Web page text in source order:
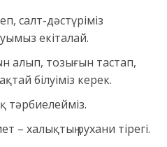
салт-дәстүріміз
екіталай.
алып, тозығын тастап,
білуіміз керек.
тәрбиелейміз.
– халықтың рухани тірегі.